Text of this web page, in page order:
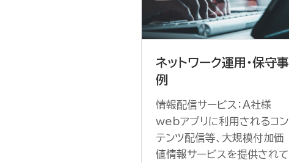
ネットワーク運用・保守事
例
情報配信サービス：A社様
webアプリに利用されるコン
テンツ配信等、大規模付加価
値情報サービスを提供されて